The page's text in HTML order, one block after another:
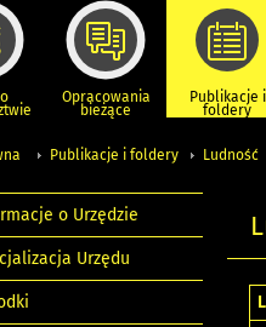
Opracowania
bieżące
Publikacje i
foldery
Publikacje i foldery Ludność
o Urzędzie
Urzędu